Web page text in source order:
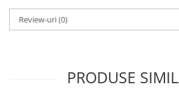
Review-uri(0)
PRODUSE